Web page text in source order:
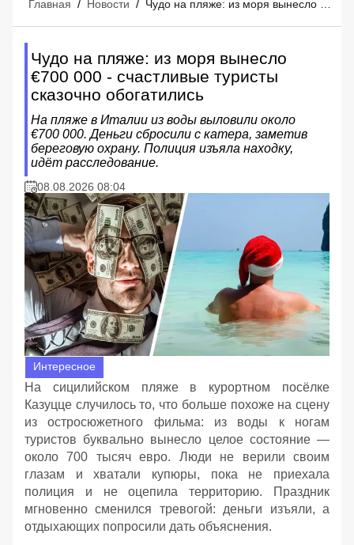
Главная / Новости /
Чудо на пляже: из моря вынесло
€700 000 - счастливые туристы
сказочно обогатились
На пляже в Италии из воды выловили около
€700 000. Деньги сбросили с катера, заметив
береговую охрану. Полиция изъяла находку,
идёт расследование.
08.08.2026 08:04
Интересное
На сицилийском пляже в курортном посёлке
Казуцце случилось то, что больше похоже на сцену
из остросюжетного фильма: из воды к ногам
туристов буквально вынесло целое состояние —
около 700 тысяч евро. Люди не верили своим
глазам и хватали купюры, пока не приехала
полиция и не оцепила территорию. Праздник
мгновенно сменился тревогой: деньги изъяли, а
отдыхающих попросили дать объяснения.